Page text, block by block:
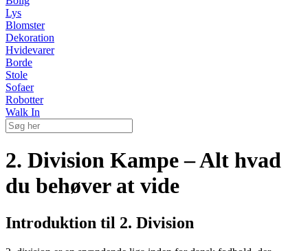
Lys
Blomster
Dekoration
Hvidevarer
Borde
Stole
Sofaer
Robotter
Walk In
2. Division Kampe – Alt hvad
du behøver at vide
Introduktion til 2. Division